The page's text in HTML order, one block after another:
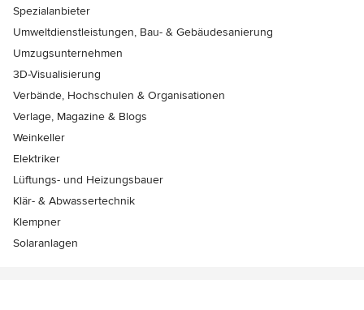
Spezialanbieter
Umweltdienstleistungen, Bau- & Gebäudesanierung
Umzugsunternehmen
3D-Visualisierung
Verbände, Hochschulen & Organisationen
Verlage, Magazine & Blogs
Weinkeller
Elektriker
Lüftungs- und Heizungsbauer
Klär- & Abwassertechnik
Klempner
Solaranlagen